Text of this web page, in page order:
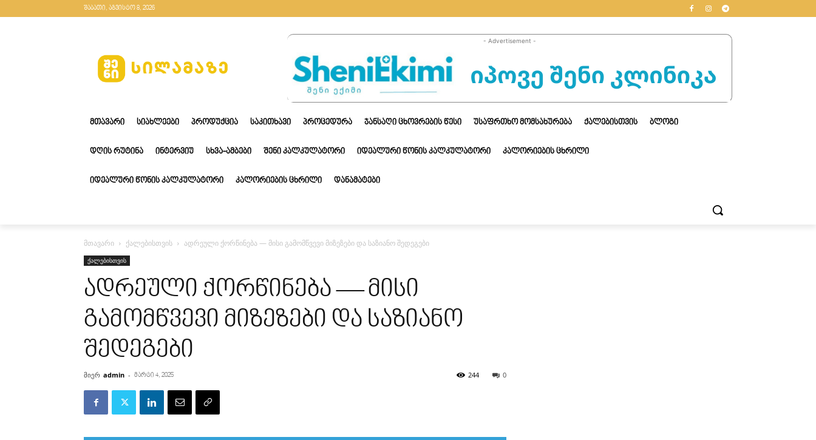
შაბათი, აგვისტო 8, 2026
- Advertisement -
ᲛᲗᲐᲕᲐᲠᲘ ᲡᲘᲐᲮᲚᲔᲔᲑᲘ ᲞᲠᲝᲓᲣᲥᲪᲘᲐ ᲡᲐᲙᲘᲗᲮᲐᲕᲘ ᲞᲠᲝᲪᲔᲓᲣᲠᲐ ᲯᲐᲜᲡᲐᲦᲘ ᲪᲮᲝᲕᲠᲔᲑᲘᲡ ᲬᲔᲡᲘ ᲣᲡᲐᲤᲠᲗᲮᲝ ᲛᲝᲛᲡᲐᲮᲣᲠᲔᲑᲐ ᲥᲐᲚᲔᲑᲘᲡᲗᲕᲘᲡ ᲑᲚᲝᲒᲘ
ᲓᲦᲘᲡ ᲠᲣᲢᲘᲜᲐ ᲘᲜᲢᲔᲠᲕᲘᲣ ᲡᲮᲕᲐ-ᲐᲛᲑᲔᲑᲘ ᲨᲔᲜᲘ ᲙᲐᲚᲙᲣᲚᲐᲢᲝᲠᲘ ᲘᲓᲔᲐᲚᲣᲠᲘ ᲬᲝᲜᲘᲡ ᲙᲐᲚᲙᲣᲚᲐᲢᲝᲠᲘ ᲙᲐᲚᲝᲠᲘᲔᲑᲘᲡ ᲪᲮᲠᲘᲚᲘ
ᲘᲓᲔᲐᲚᲣᲠᲘ ᲬᲝᲜᲘᲡ ᲙᲐᲚᲙᲣᲚᲐᲢᲝᲠᲘ ᲙᲐᲚᲝᲠᲘᲔᲑᲘᲡ ᲪᲮᲠᲘᲚᲘ ᲓᲐᲜᲐᲛᲐᲢᲔᲑᲘ
მთავარი ქალებისთვის ადრეული ქორწინება — მისი გამომწვევი მიზეზები და საზიანო შედეგები
ქალებისთვის
ადრეული ქორწინება — მისი
გამომწვევი მიზეზები და საზიანო
შედეგები
მიერ admin - მარტი 4, 2025 0
244